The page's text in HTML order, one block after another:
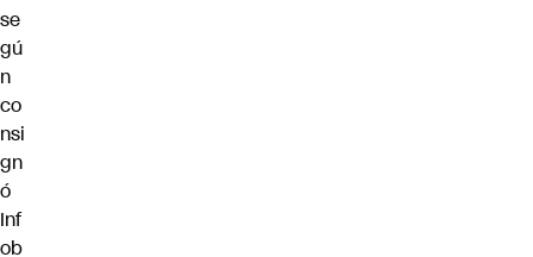
se
gú
n
co
nsi
gn
ó
Inf
ob